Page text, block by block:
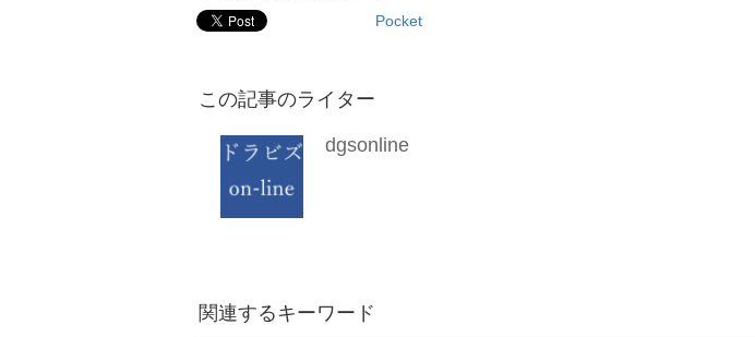
Pocket
この記事のライター
dgsonline
関連するキーワード